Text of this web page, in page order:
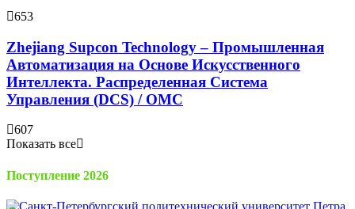
653
Zhejiang Supcon Technology – Промышленная
Автоматизация на Основе Искусственного
Интеллекта. Распределенная Cистема
Управления (DCS) / OMC
607
Показать все
Поступление 2026